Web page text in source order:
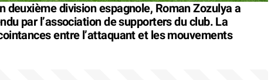
deuxième division espagnole, Roman Zozulya a
par l’association de supporters du club. La
entre l’attaquant et les mouvements